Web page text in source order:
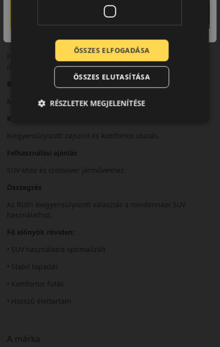
A Rotalla RU01 egy nyári abroncs, amelyet SUV-k
Futófelület és tapadás
Futófelületi mintázata stabil tapadást biztosít különböző
útviszonyok között.
Biztonsági jellemzők
Megbízható fékezési teljesítmény és stabil irányíthatóság.
Komfort és zajszint
Kiegyensúlyozott zajszint és komfortos utazás.
Felhasználási ajánlás
SUV-khoz és crossover járművekhez.
Összegzés
Az RU01 kiegyensúlyozott választás a mindennapi SUV
használathoz.
Fő előnyök röviden:
• SUV használatra optimalizált
• Stabil tapadás
• Komfortos futás
• Hosszú élettartam
A márka
ÖSSZES ELFOGADÁSA
ÖSSZES ELUTASÍTÁSA
RÉSZLETEK MEGJELENÍTÉSE